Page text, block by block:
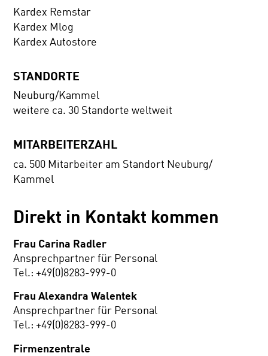
Kardex Remstar
Kardex Mlog
Kardex Autostore
STANDORTE
Neuburg/Kammel
weitere ca. 30 Standorte weltweit
MITARBEITERZAHL
ca. 500 Mitarbeiter am Standort Neuburg/
Kammel
Direkt in Kontakt kommen
Frau Carina Radler
Ansprechpartner für Personal
Tel.: +49(0)8283-999-0
Frau Alexandra Walentek
Ansprechpartner für Personal
Tel.: +49(0)8283-999-0
Firmenzentrale